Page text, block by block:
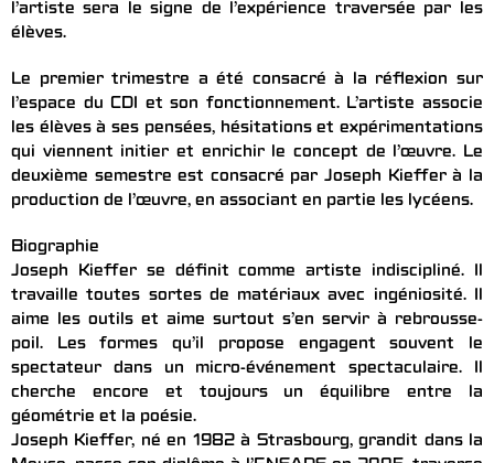
l’artiste sera le signe de l’expérience traversée par les
élèves.
Le premier trimestre a été consacré à la réflexion sur
l’espace du CDI et son fonctionnement. L’artiste associe
les élèves à ses pensées, hésitations et expérimentations
qui viennent initier et enrichir le concept de l’œuvre. Le
deuxième semestre est consacré par Joseph Kieffer à la
production de l’œuvre, en associant en partie les lycéens.
Biographie
Joseph Kieffer se définit comme artiste indiscipliné. Il
travaille toutes sortes de matériaux avec ingéniosité. Il
aime les outils et aime surtout s’en servir à rebrousse-
poil. Les formes qu’il propose engagent souvent le
spectateur dans un micro-événement spectaculaire. Il
cherche encore et toujours un équilibre entre la
géométrie et la poésie.
Joseph Kieffer, né en 1982 à Strasbourg, grandit dans la